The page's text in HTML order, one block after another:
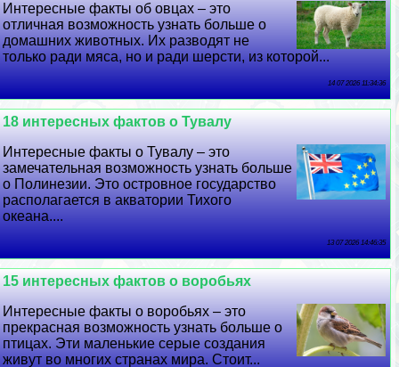
Интересные факты об овцах – это
отличная возможность узнать больше о
домашних животных. Их разводят не
только ради мяса, но и ради шерсти, из которой...
14 07 2026 11:34:36
18 интересных фактов о Тувалу
Интересные факты о Тувалу – это
замечательная возможность узнать больше
о Полинезии. Это островное государство
располагается в акватории Тихого
океана....
13 07 2026 14:46:35
15 интересных фактов о воробьях
Интересные факты о воробьях – это
прекрасная возможность узнать больше о
птицах. Эти маленькие серые создания
живут во многих странах мира. Стоит...